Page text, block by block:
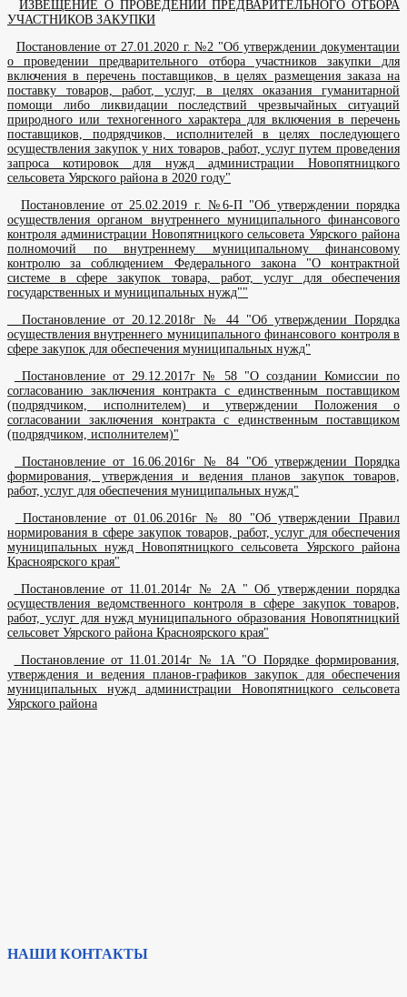
ИЗВЕЩЕНИЕ О ПРОВЕДЕНИИ ПРЕДВАРИТЕЛЬНОГО ОТБОРА
УЧАСТНИКОВ ЗАКУПКИ
Постановление от 27.01.2020 г. №2 "Об утверждении документации
о проведении предварительного отбора участников закупки для
включения в перечень поставщиков, в целях размещения заказа на
поставку товаров, работ, услуг, в целях оказания гуманитарной
помощи либо ликвидации последствий чрезвычайных ситуаций
природного или техногенного характера для включения в перечень
поставщиков, подрядчиков, исполнителей в целях последующего
осуществления закупок у них товаров, работ, услуг путем проведения
запроса котировок для нужд администрации Новопятницкого
сельсовета Уярского района в 2020 году"
Постановление от 25.02.2019 г. №6-П "Об утверждении порядка
осуществления органом внутреннего муниципального финансового
контроля администрации Новопятницкого сельсовета Уярского района
полномочий по внутреннему муниципальному финансовому
контролю за соблюдением Федерального закона "О контрактной
системе в сфере закупок товара, работ, услуг для обеспечения
государственных и муниципальных нужд""
Постановление от 20.12.2018г № 44 "Об утверждении Порядка
осуществления внутреннего муниципального финансового контроля в
сфере закупок для обеспечения муниципальных нужд"
Постановление от 29.12.2017г № 58 "О создании Комиссии по
согласованию заключения контракта с единственным поставщиком
(подрядчиком, исполнителем) и утверждении Положения о
согласовании заключения контракта с единственным поставщиком
(подрядчиком, исполнителем)"
Постановление от 16.06.2016г № 84 "Об утверждении Порядка
формирования, утверждения и ведения планов закупок товаров,
работ, услуг для обеспечения муниципальных нужд"
Постановление от 01.06.2016г № 80 "Об утверждении Правил
нормирования в сфере закупок товаров, работ, услуг для обеспечения
муниципальных нужд Новопятницкого сельсовета Уярского района
Красноярского края"
Постановление от 11.01.2014г № 2А " Об утверждении порядка
осуществления ведомственного контроля в сфере закупок товаров,
работ, услуг для нужд муниципального образования Новопятницкий
сельсовет Уярского района Красноярского края"
Постановление от 11.01.2014г № 1А "О Порядке формирования,
утверждения и ведения планов-графиков закупок для обеспечения
муниципальных нужд администрации Новопятницкого сельсовета
Уярского района
НАШИ КОНТАКТЫ